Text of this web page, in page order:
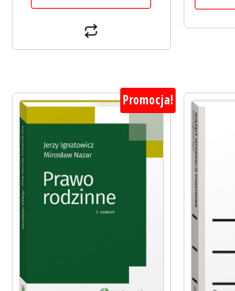
Promocja!